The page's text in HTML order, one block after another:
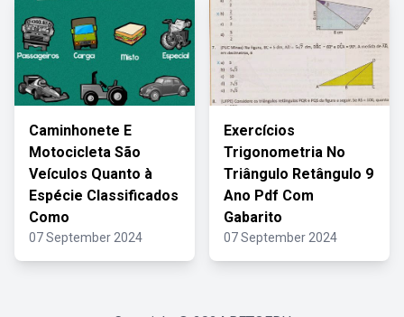
Caminhonete E
Motocicleta São
Veículos Quanto à
Espécie Classificados
Como
07 September 2024
Exercícios
Trigonometria No
Triângulo Retângulo 9
Ano Pdf Com
Gabarito
07 September 2024